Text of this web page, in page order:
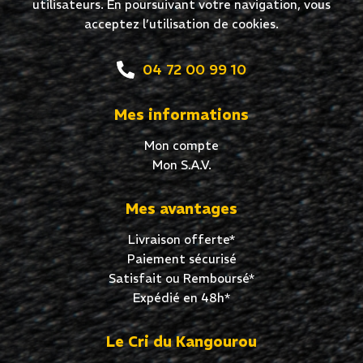
utilisateurs. En poursuivant votre navigation, vous
acceptez l’utilisation de cookies.
04 72 00 99 10
Mes informations
Mon compte
Mon S.A.V.
Mes avantages
Livraison offerte*
Paiement sécurisé
Satisfait ou Remboursé*
Expédié en 48h*
Le Cri du Kangourou